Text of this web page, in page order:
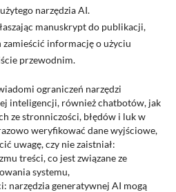
narzędzia AI.
manuskrypt do publikacji,
informację o użyciu
przewodnim.
ograniczeń narzędzi
inteligencji, również chatbotów, jak
ze stronniczości, błędów i luk w
weryfikować dane wyjściowe,
uwagę, czy nie zaistniał:
treści, co jest związane ze
systemu,
narzędzia generatywnej AI mogą